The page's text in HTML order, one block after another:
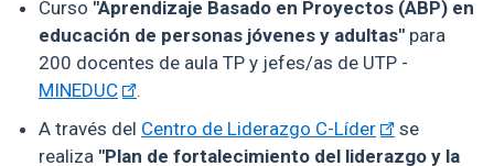
Curso "Aprendizaje Basado en Proyectos (ABP) en
educación de personas jóvenes y adultas" para
200 docentes de aula TP y jefes/as de UTP -
MINEDUC
.
A través del Centro de Liderazgo C-Líder
se
realiza "Plan de fortalecimiento del liderazgo y la